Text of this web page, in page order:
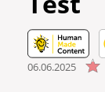
06.06.2025